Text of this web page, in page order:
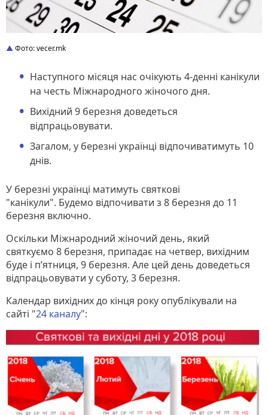
Фото: vecer.mk
Наступного місяця нас очікують 4-денні канікули
на честь Міжнародного жіночого дня.
Вихідний 9 березня доведеться
відпрацьовувати.
Загалом, у березні українці відпочиватимуть 10
днів.
У березні українці матимуть святкові
"канікули". Будемо відпочивати з 8 березня до 11
березня включно.
Оскільки Міжнародний жіночий день, який
святкуємо 8 березня, припадає на четвер, вихідним
буде і п’ятниця, 9 березня. Але цей день доведеться
відпрацьовувати у суботу, 3 березня.
Календар вихідних до кінця року опублікували на
сайті "24 каналу":